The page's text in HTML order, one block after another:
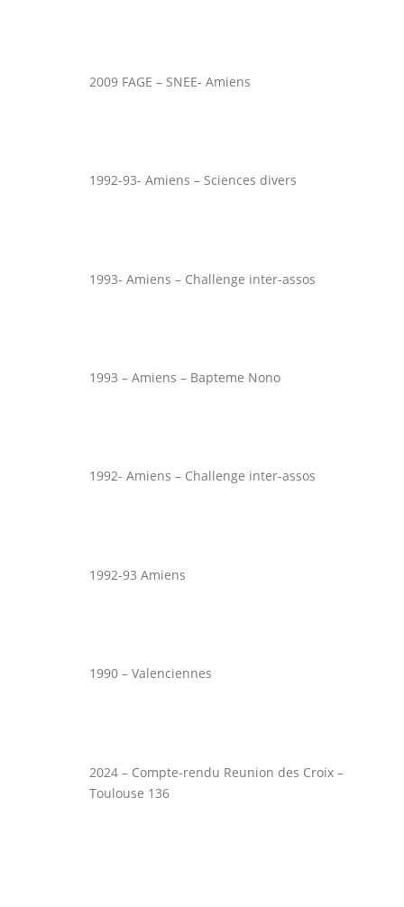
2009 FAGE – SNEE- Amiens
1992-93- Amiens – Sciences divers
1993- Amiens – Challenge inter-assos
1993 – Amiens – Bapteme Nono
1992- Amiens – Challenge inter-assos
1992-93 Amiens
1990 – Valenciennes
2024 – Compte-rendu Reunion des Croix –
Toulouse 136